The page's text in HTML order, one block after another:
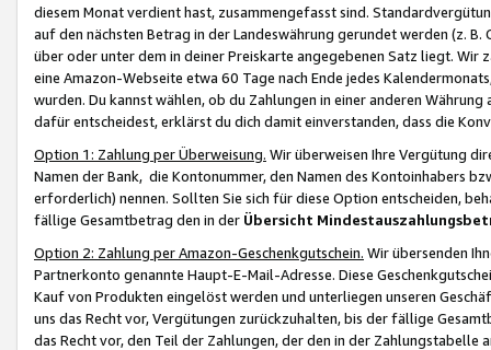
diesem Monat verdient hast, zusammengefasst sind.
auf den nächsten Betrag in der Landeswährung gerundet werden (z.
über oder unter dem in deiner Preiskarte angegebenen Satz liegt.
eine Amazon-Webseite etwa 60 Tage nach Ende jedes
wurden. Du kannst wählen, ob du Zahlungen in einer anderen
dafür entscheidest, erklärst du dich damit einverstanden, dass die
Option 1: Zahlung per Überweisung. Wir überweisen Ihre Vergütung
Namen der Bank, die Kontonummer, den Namen des Kontoinhabers
erforderlich) nennen. Sollten Sie sich für diese Option entscheiden,
fällige Gesamtbetrag den in der Übersicht
Option 2: Zahlung per Amazon-Geschenkgutschein. Wir übersenden
Partnerkonto genannte Haupt-E-Mail-Adresse. Diese
Kauf von Produkten eingelöst werden und unterliegen unseren
uns das Recht vor, Vergütungen zurückzuhalten, bis der fällige
das Recht vor, den Teil der Zahlungen, der den in der